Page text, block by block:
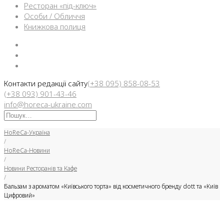
Ресторан «під-ключ»
Особи / Обличчя
Книжкова полиця
Контакти редакції сайту(+38 095) 858-08-53
(+38 093) 901-43-46
info@horeca-ukraine.com
Искать:
HoReCa-Україна
/
HoReCa-Новини
/
Новини Ресторанів та Кафе
/
Бальзам з ароматом «Київського торта» від косметичного бренду dott та «Київ
Цифровий»